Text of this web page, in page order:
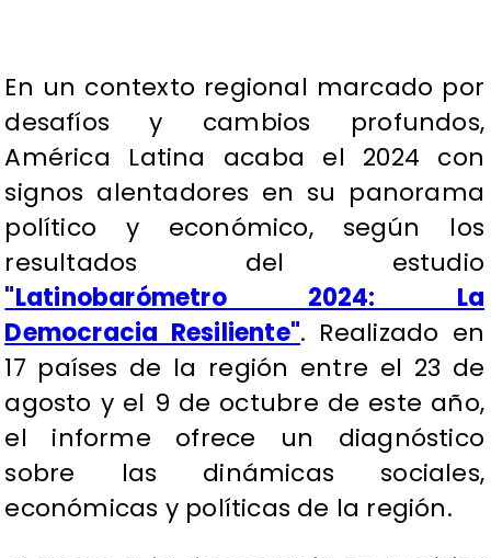
En un contexto regional marcado por
desafíos y cambios profundos,
América Latina acaba el 2024 con
signos alentadores en su panorama
político y económico, según los
resultados del estudio
"Latinobarómetro 2024: La
Democracia Resiliente". Realizado en
17 países de la región entre el 23 de
agosto y el 9 de octubre de este año,
el informe ofrece un diagnóstico
sobre las dinámicas sociales,
económicas y políticas de la región.